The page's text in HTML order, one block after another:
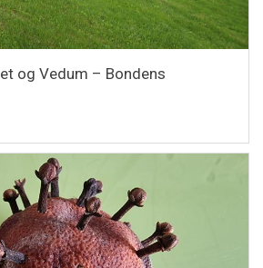
og Vedum – Bondens